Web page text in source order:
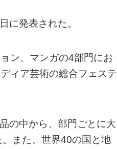
に発表された。
ン、マンガの4部門にお
ィア芸術の総合フェステ
の中から、部門ごとに大
また、世界40の国と地